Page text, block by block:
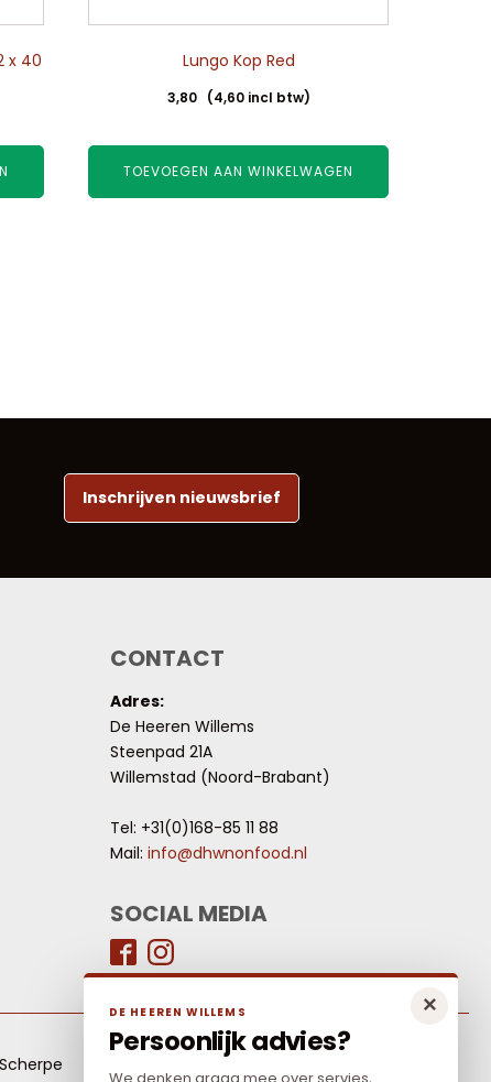
x 40
Lungo Kop Red
3,80 (4,60incl btw)
TOEVOEGEN AAN WINKELWAGEN
Inschrijven nieuwsbrief
CONTACT
Adres:
De Heeren Willems
Steenpad 21A
Willemstad (Noord-Brabant)
Tel: +31(0)168-85 11 88
Mail: info@dhwnonfood.nl
SOCIAL MEDIA
LAAGSTE PRIJS
×
DE HEEREN WILLEMS
Persoonlijk advies?